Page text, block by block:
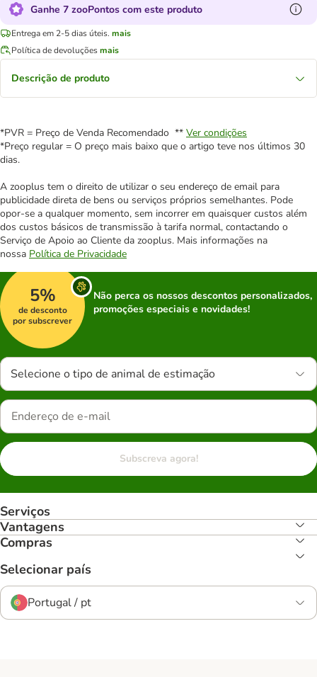
Ganhe 7 zooPontos com este produto
Entrega em 2-5 dias úteis. mais
Política de devoluçõesmais
Descrição de produto
*PVR = Preço de Venda Recomendado ** Ver condições
*Preço regular = O preço mais baixo que o artigo teve nos últimos 30
dias.
A zooplus tem o direito de utilizar o seu endereço de email para
publicidade direta de bens ou serviços próprios semelhantes. Pode
opor-se a qualquer momento, sem incorrer em quaisquer custos além
dos custos básicos de transmissão à tarifa normal, contactando o
Serviço de Apoio ao Cliente da zooplus. Mais informações na
nossa Política de Privacidade
5%
de desconto
por subscrever
Não perca os nossos descontos personalizados,
promoções especiais e novidades!
Selecione o tipo de animal de estimação
Subscreva agora!
Serviços
Vantagens
Compras
Selecionar país
Portugal / pt